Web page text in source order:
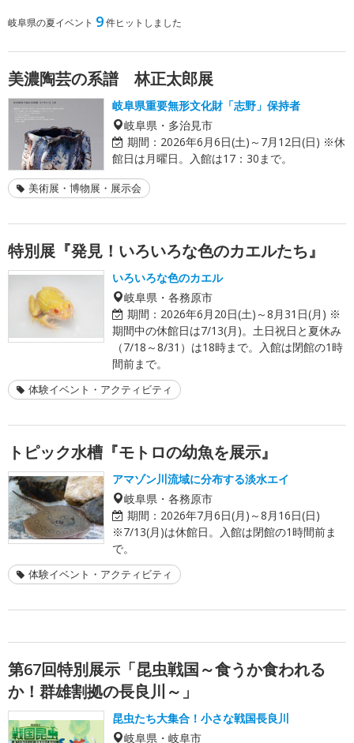
岐阜県の夏イベント 9件ヒットしました
美濃陶芸の系譜 林正太郎展
岐阜県重要無形文化財「志野」保持者
岐阜県・多治見市
期間： 2026年6月6日(土)～7月12日(日) ※休
館日は月曜日。入館は17：30まで。
美術展・博物展・展示会
特別展『発見！いろいろな色のカエルたち』
いろいろな色のカエル
岐阜県・各務原市
期間： 2026年6月20日(土)～8月31日(月) ※
期間中の休館日は7/13(月)。土日祝日と夏休み
（7/18～8/31）は18時まで。入館は閉館の1時
間前まで。
体験イベント・アクティビティ
トピック水槽『モトロの幼魚を展示』
アマゾン川流域に分布する淡水エイ
岐阜県・各務原市
期間： 2026年7月6日(月)～8月16日(日)
※7/13(月)は休館日。入館は閉館の1時間前ま
で。
体験イベント・アクティビティ
第67回特別展示「昆虫戦国～食うか食われる
か！群雄割拠の長良川～」
昆虫たち大集合！小さな戦国長良川
岐阜県・岐阜市